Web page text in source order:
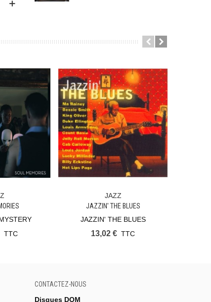
TTC
Ajouter Au Panier
JAZZ
JAZZIN' THE BLUES
JAZZIN' THE BLUES
13,02 € TTC
CONTACTEZ-NOUS
Disques DOM